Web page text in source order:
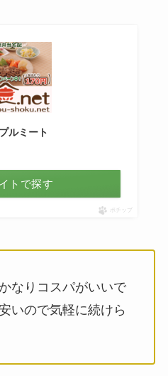
ルミート
トで探す
ポチップ
なりコスパがいいで
いので気軽に続けら